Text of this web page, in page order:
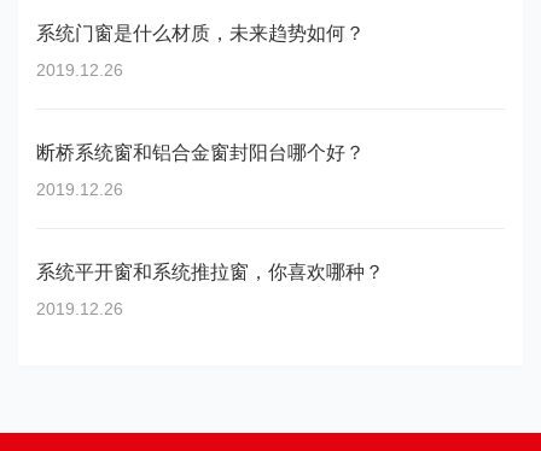
系统门窗是什么材质，未来趋势如何？
2019.12.26
断桥系统窗和铝合金窗封阳台哪个好？
2019.12.26
系统平开窗和系统推拉窗，你喜欢哪种？
2019.12.26